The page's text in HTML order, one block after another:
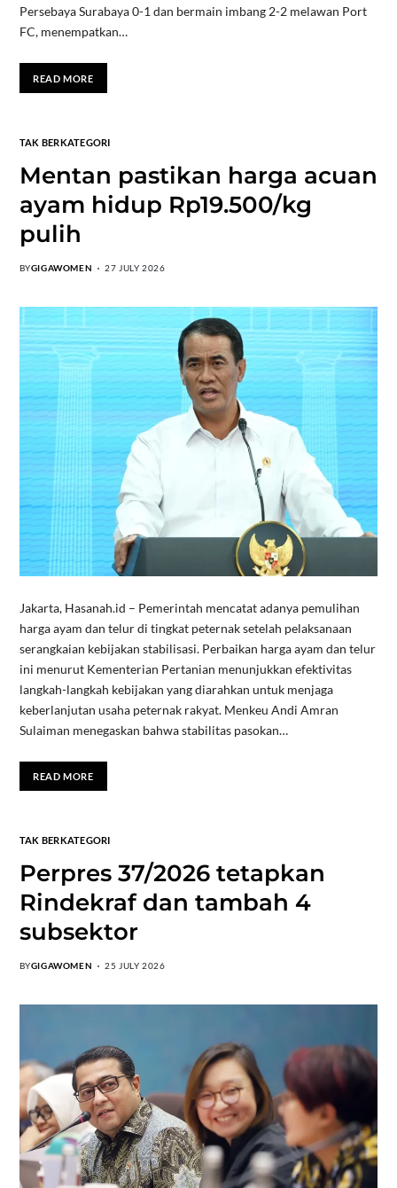
Persebaya Surabaya 0-1 dan bermain imbang 2-2 melawan Port
FC, menempatkan…
READ MORE
TAK BERKATEGORI
Mentan pastikan harga acuan
ayam hidup Rp19.500/kg
pulih
BYGIGAWOMEN 27 JULY 2026
Jakarta, Hasanah.id – Pemerintah mencatat adanya pemulihan
harga ayam dan telur di tingkat peternak setelah pelaksanaan
serangkaian kebijakan stabilisasi. Perbaikan harga ayam dan telur
ini menurut Kementerian Pertanian menunjukkan efektivitas
langkah-langkah kebijakan yang diarahkan untuk menjaga
keberlanjutan usaha peternak rakyat. Menkeu Andi Amran
Sulaiman menegaskan bahwa stabilitas pasokan…
READ MORE
TAK BERKATEGORI
Perpres 37/2026 tetapkan
Rindekraf dan tambah 4
subsektor
BYGIGAWOMEN 25 JULY 2026